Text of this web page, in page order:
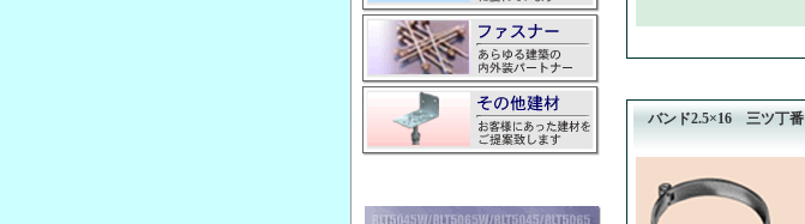
バンド2.5×16 三ツ丁番